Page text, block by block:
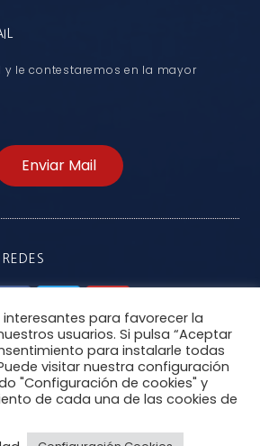
y le contestaremos en la mayor
Enviar Mail
interesantes para favorecer la
usuarios. Si pulsa “Aceptar
para instalarle todas
visitar nuestra configuración
"Configuración de cookies" y
de cada una de las cookies de